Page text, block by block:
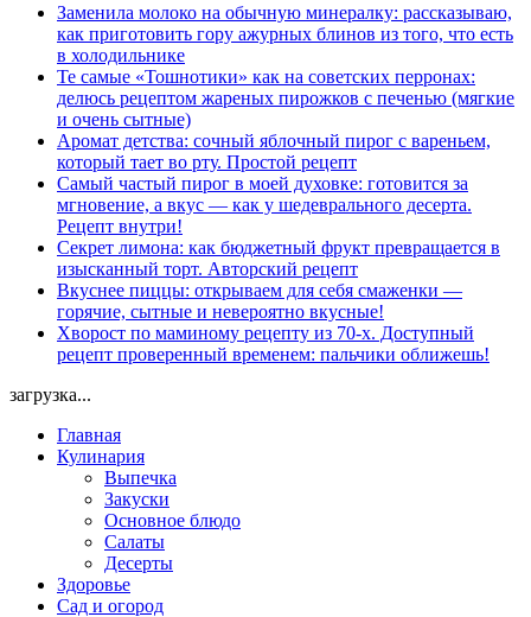
Заменила молоко на обычную минералку: рассказываю,
как приготовить гору ажурных блинов из того, что есть
в холодильнике
Те самые «Тошнотики» как на советских перронах:
делюсь рецептом жареных пирожков с печенью (мягкие
и очень сытные)
Аромат детства: сочный яблочный пирог с вареньем,
который тает во рту. Простой рецепт
Самый частый пирог в моей духовке: готовится за
мгновение, а вкус — как у шедеврального десерта.
Рецепт внутри!
Секрет лимона: как бюджетный фрукт превращается в
изысканный торт. Авторский рецепт
Вкуснее пиццы: открываем для себя смаженки —
горячие, сытные и невероятно вкусные!
Хворост по маминому рецепту из 70-х. Доступный
рецепт проверенный временем: пальчики оближешь!
загрузка...
Главная
Кулинария
Выпечка
Закуски
Основное блюдо
Салаты
Десерты
Здоровье
Сад и огород